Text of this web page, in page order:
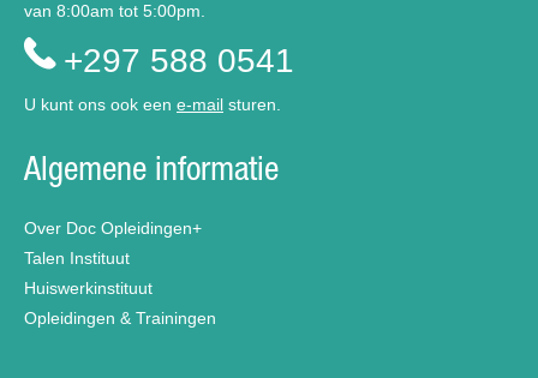
van 8:00am tot 5:00pm.
+297 588 0541
U kunt ons ook een e-mail sturen.
Algemene informatie
Over Doc Opleidingen+
Talen Instituut
Huiswerkinstituut
Opleidingen & Trainingen